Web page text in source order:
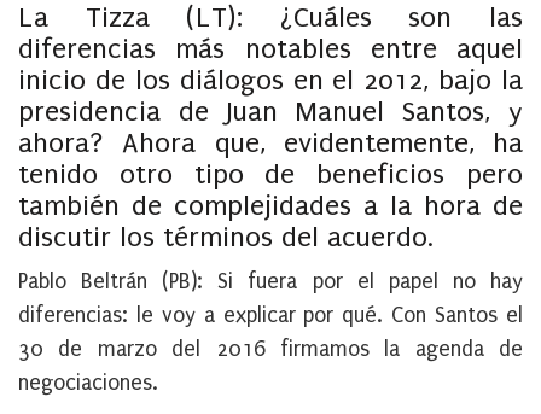
La Tizza (LT): ¿Cuáles son las
diferencias más notables entre aquel
inicio de los diálogos en el 2012, bajo la
presidencia de Juan Manuel Santos, y
ahora? Ahora que, evidentemente, ha
tenido otro tipo de beneficios pero
también de complejidades a la hora de
discutir los términos del acuerdo.
Pablo Beltrán (PB): Si fuera por el papel no hay
diferencias: le voy a explicar por qué. Con Santos el
30 de marzo del 2016 firmamos la agenda de
negociaciones.